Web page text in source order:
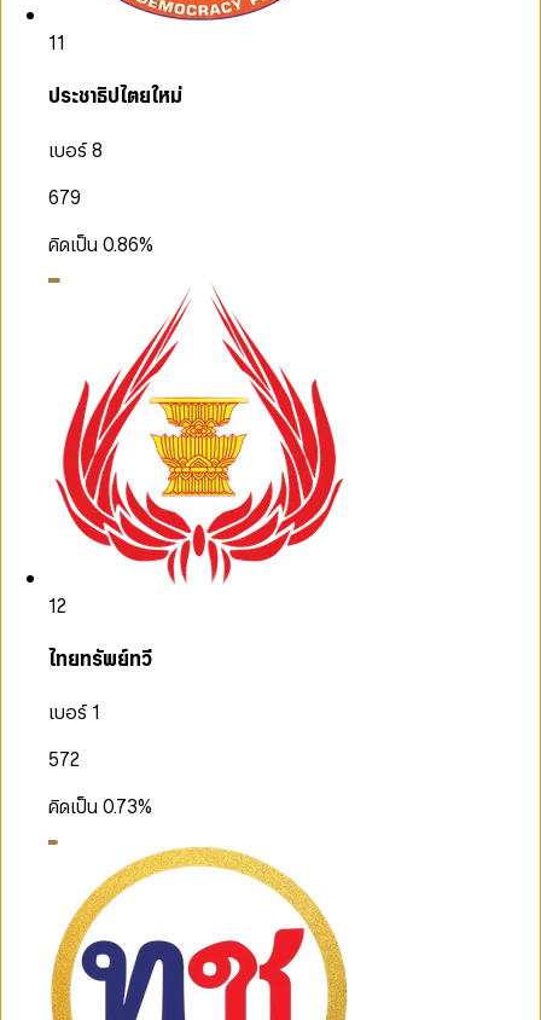
11
ประชาธิปไตยใหม่
เบอร์ 8
679
คิดเป็น0.86%
12
ไทยทรัพย์ทวี
เบอร์ 1
572
คิดเป็น0.73%